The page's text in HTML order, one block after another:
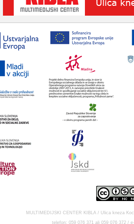
MULTIMEDIJSKI CENTER KIBLA / Ulica kneza
telefon: 059 076 371 ali 059 076 372 /